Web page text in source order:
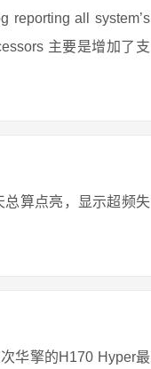
reporting all system’s
主要是增加了支
总算点亮，显示超频失
华擎的H170 Hyper最